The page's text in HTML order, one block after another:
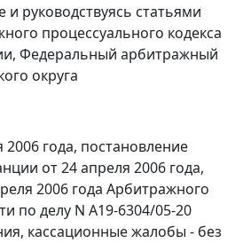
руководствуясь статьями
процессуального кодекса
Федеральный арбитражный
округа
года, постановление
от 24 апреля 2006 года,
2006 года Арбитражного
по делу N А19-6304/05-20
кассационные жалобы - без